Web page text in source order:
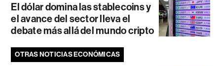
El dólar domina las stablecoins y
el avance del sector lleva el
debate más allá del mundo cripto
OTRAS NOTICIAS ECONÓMICAS